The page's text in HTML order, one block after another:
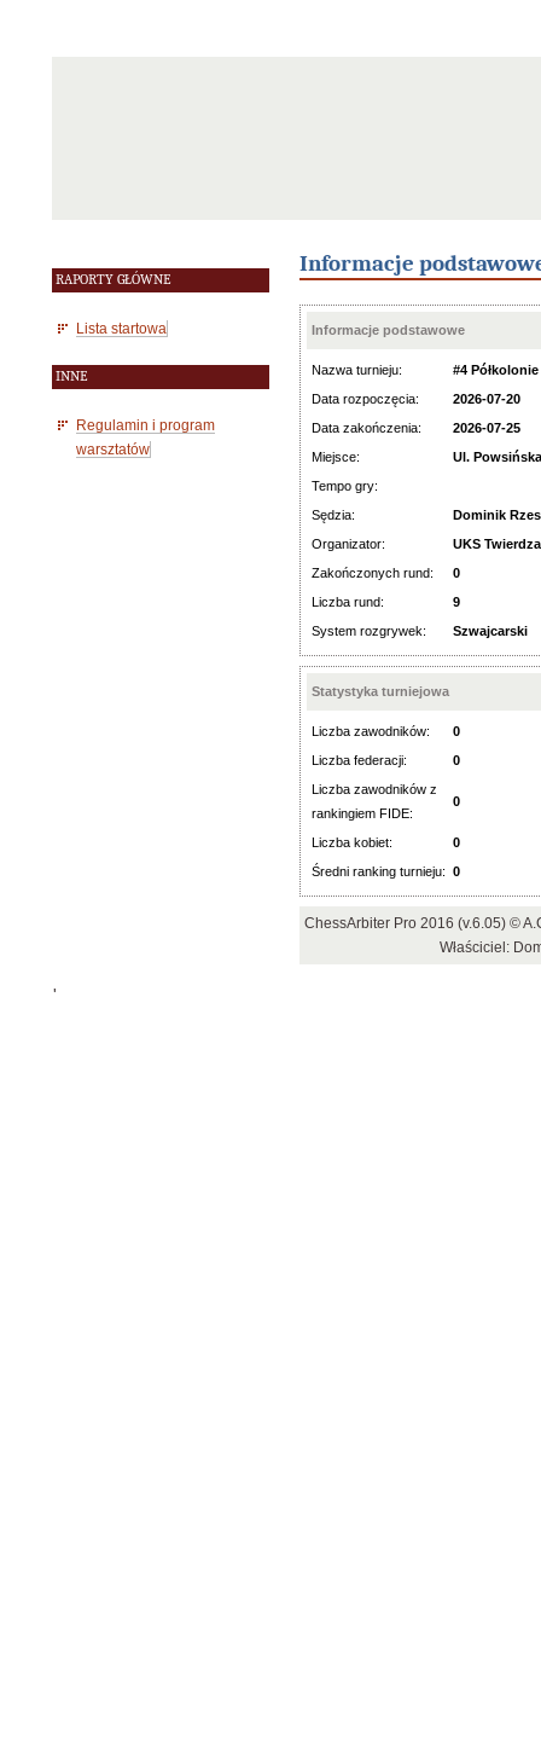
RAPORTY GŁÓWNE
Lista startowa
INNE
Regulamin i program
warsztatów
Informacje
Informacje podstawowe
Nazwa turnieju:
#4
Data rozpoczęcia:
2026-07-20
Data zakończenia:
2026-07-25
Miejsce:
Ul.
Tempo gry:
Sędzia:
Dominik
Organizator:
UKS
Zakończonych rund:
0
Liczba rund:
9
System rozgrywek:
Szwajcarski
Statystyka turniejowa
Liczba zawodników:
0
Liczba federacji:
0
Liczba zawodników z
rankingiem FIDE:
0
Liczba kobiet:
0
Średni ranking turnieju: 0
ChessArbiter Pro 2016 (v.6.05) ©
Właściciel:
'